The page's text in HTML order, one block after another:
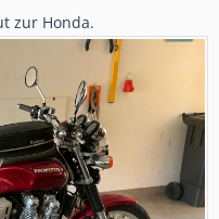
zur Honda.